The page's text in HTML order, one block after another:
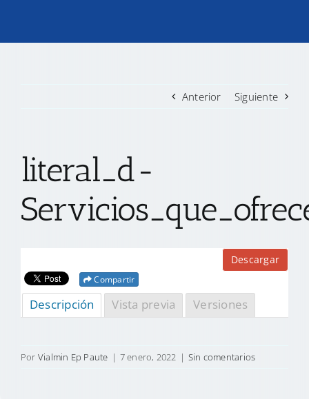
TRANSPARENCIA
CONTACTO
Anterior Siguiente
literal_d-
Descargar
Compartir
Descripción Vista previa Versiones
Por Vialmin Ep Paute | 7 enero, 2022 | Sin comentarios